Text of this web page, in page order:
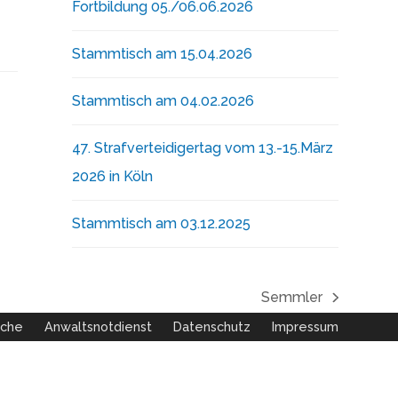
Fortbildung 05./06.06.2026
Stammtisch am 15.04.2026
Stammtisch am 04.02.2026
47. Strafverteidigertag vom 13.-15.März
2026 in Köln
Stammtisch am 03.12.2025
Nächster
Beitrag:
Semmler
Anwaltsnotdienst Datenschutz Impressum